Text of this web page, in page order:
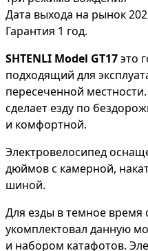
Дата выхода на рынок
Гарантия 1 год.
SHTENLI Model GT17это
подходящий для
пересеченной
сделает езду по
и комфортной.
Электровелосипед
дюймов с камерной,
шиной.
Для езды в темное время
укомплектовал данную
и набором катафотов.